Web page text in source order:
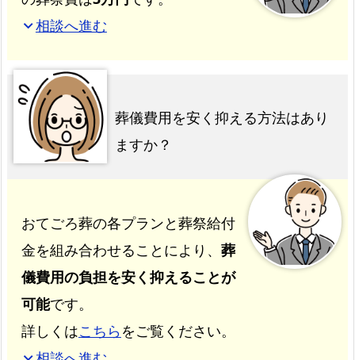
expand_more相談へ進む
葬儀費用を安く抑える方法はあり
ますか？
おてごろ葬の各プランと葬祭給付
金を組み合わせることにより、 葬
儀費用の負担を安く抑えることが
可能です。
詳しくはこちらをご覧ください。